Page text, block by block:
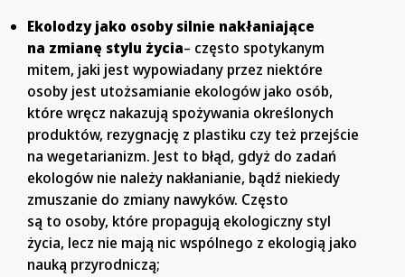
Ekolodzy jako osoby silnie nakłaniające
na zmianę stylu życia– często spotykanym
mitem, jaki jest wypowiadany przez niektóre
osoby jest utożsamianie ekologów jako osób,
które wręcz nakazują spożywania określonych
produktów, rezygnację z plastiku czy też przejście
na wegetarianizm. Jest to błąd, gdyż do zadań
ekologów nie należy nakłanianie, bądź niekiedy
zmuszanie do zmiany nawyków. Często
są to osoby, które propagują ekologiczny styl
życia, lecz nie mają nic wspólnego z ekologią jako
nauką przyrodniczą;